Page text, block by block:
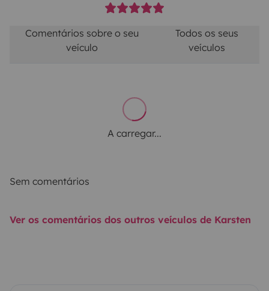
Comentários sobre o seu
veículo
Todos os seus
veículos
A carregar...
Sem comentários
Ver os comentários dos outros veículos de Karsten